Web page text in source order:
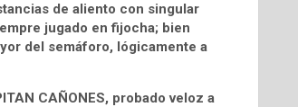
de aliento con singular
jugado en fijocha; bien
del semáforo, lógicamente a
CAÑONES, probado veloz a